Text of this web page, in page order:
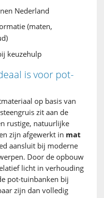
Nederland
(maten,
keuzehulp
is voor pot-
op basis van
zit aan de
rustige, natuurlijke
zijn afgewerkt in mat
aansluit bij moderne
Door de opbouw
licht in verhouding
pot-tuinbanken bij
zijn dan volledig